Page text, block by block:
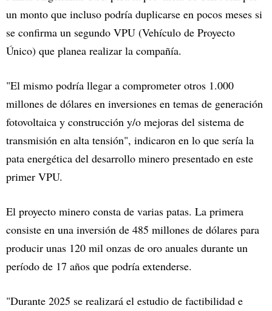
un monto que incluso podría duplicarse en pocos meses si
se confirma un segundo VPU (Vehículo de Proyecto
Único) que planea realizar la compañía.
"El mismo podría llegar a comprometer otros 1.000
millones de dólares en inversiones en temas de generación
fotovoltaica y construcción y/o mejoras del sistema de
transmisión en alta tensión", indicaron en lo que sería la
pata energética del desarrollo minero presentado en este
primer VPU.
El proyecto minero consta de varias patas. La primera
consiste en una inversión de 485 millones de dólares para
producir unas 120 mil onzas de oro anuales durante un
período de 17 años que podría extenderse.
"Durante 2025 se realizará el estudio de factibilidad e